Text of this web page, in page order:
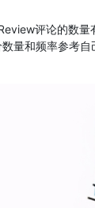
评论的数量有
量和频率参考